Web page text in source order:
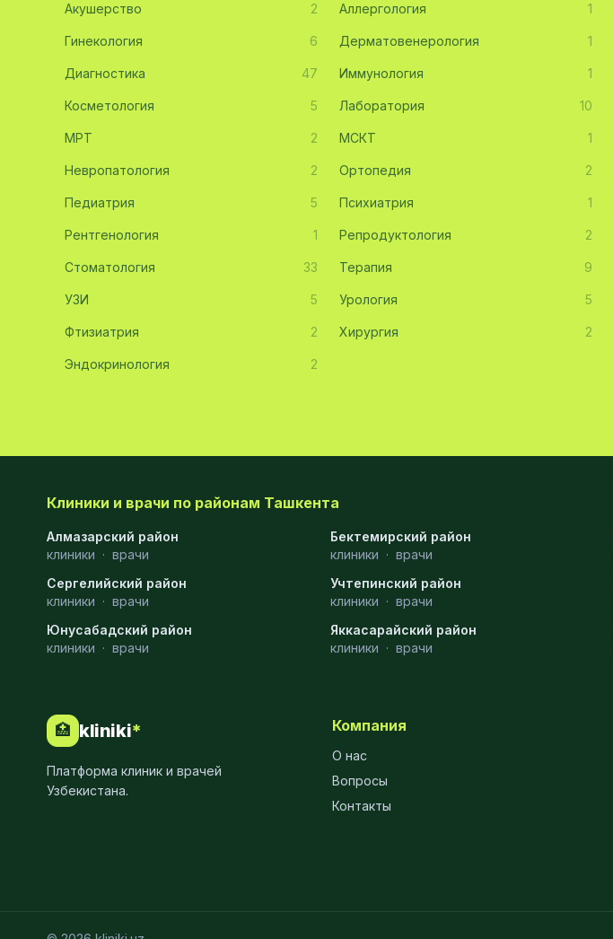
Невропатология
Эмбриология
Акушерство
Ортопедия
Массаж
Стационар 11
МРТ
Проктология
Пульмонология
Анестезиология
Наркология
Акушерство 2 Аллергология 1
Гинекология 6 Дерматовенерология 1
Диагностика 47 Иммунология 1
Косметология 5 Лаборатория 10
МРТ 2 МСКТ 1
Невропатология 2 Ортопедия 2
Педиатрия 5 Психиатрия 1
Рентгенология 1 Репродуктология 2
Стоматология 33 Терапия 9
УЗИ 5 Урология 5
Фтизиатрия 2 Хирургия 2
Эндокринология 2
Клиники и врачи по районам Ташкента
Алмазарский район
клиники · врачи
Бектемирский район
клиники · врачи
Сергелийский район
клиники · врачи
Учтепинский район
клиники · врачи
Юнусабадский район
клиники · врачи
Яккасарайский район
клиники · врачи
🏥 kliniki*
Платформа клиник и врачей
Узбекистана.
Компания
О нас
Вопросы
Контакты